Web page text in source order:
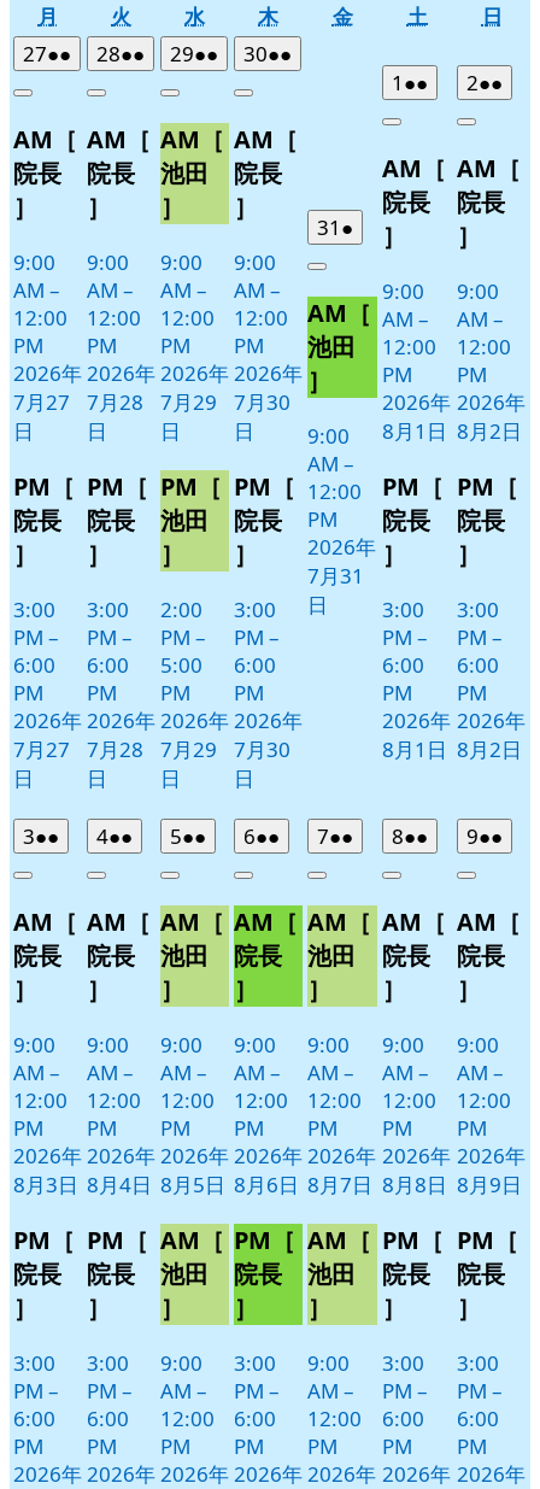
月
曜
日
火
曜
日
水水
曜
日
木木
曜
日
金金
土土
日
日
日
272026
年
月
27
日
●●
件
イ
ベ
ト)
Close
AM［
院長
］
9:00
AM –
12:00
PM
2026年
7月27
日
PM［
院長
］
3:00
PM –
6:00
PM
2026年
7月27
日
282026
年
月
28
日
●●
件
イ
ベ
ト)
Close
AM［
院長
］
9:00
AM –
12:00
PM
2026年
7月28
日
PM［
院長
］
3:00
PM –
6:00
PM
2026年
7月28
日
292026
年
月
29
日
●●
件
イ
ベ
ト)
Close
AM［
池田
］
9:00
AM –
12:00
PM
2026年
7月29
日
PM［
池田
］
2:00
PM –
5:00
PM
2026年
7月29
日
302026
年
月
30
日
●●
件
イ
Close
AM［
院長
］
9:00
AM –
12:00
PM
2026年
7月30
日
PM［
院長
］
3:00
PM –
6:00
PM
2026年
7月30
日
31 2026
年
月
31
日
●
件
イ
ベ
ト)
Close
AM［
池田
］
9:00
AM –
12:00
PM
2026年
7月31
日
1 2026
年
月
1
日
●●
件
イ
ベ
Close
AM［
院長
］
9:00
AM –
12:00
PM
2026年
8月1日
PM［
院長
］
3:00
PM –
6:00
PM
2026年
8月1日
22026
年
月
2
日
●●
件
イ
ベ
Close
AM［
院長
］
9:00
AM –
12:00
PM
2026年
8月2日
PM［
院長
］
3:00
PM –
6:00
PM
2026年
8月2日
32026
年
月
3
日
●●
件
イ
ベ
Close
AM［
院長
］
9:00
AM –
12:00
PM
2026年
8月3日
PM［
院長
］
3:00
PM –
6:00
PM
2026年
42026
年
月
4
日
●●
件
イ
ベ
Close
AM［
院長
］
9:00
AM –
12:00
PM
2026年
8月4日
PM［
院長
］
3:00
PM –
6:00
PM
2026年
52026
年
月
5
日
●●
件
イ
ベ
ト)
Close
AM［
池田
］
9:00
AM –
12:00
PM
2026年
8月5日
AM［
池田
］
9:00
AM –
12:00
PM
2026年
62026
年
月
6
日
●●
件
イ
ベ
ト)
Close
AM［
院長
］
9:00
AM –
12:00
PM
2026年
8月6日
PM［
院長
］
3:00
PM –
6:00
PM
2026年
72026
年
月
7
日
●●
件
イ
ベ
ト)
Close
AM［
池田
］
9:00
AM –
12:00
PM
2026年
8月7日
AM［
池田
］
9:00
AM –
12:00
PM
2026年
82026
年
月
8
日
●●
件
イ
ベ
Close
AM［
院長
］
9:00
AM –
12:00
PM
2026年
8月8日
PM［
院長
］
3:00
PM –
6:00
PM
2026年
92026
年
月
9
日
●●
件
イ
ベ
Close
AM［
院長
］
9:00
AM –
12:00
PM
2026年
8月9日
PM［
院長
］
3:00
PM –
6:00
PM
2026年